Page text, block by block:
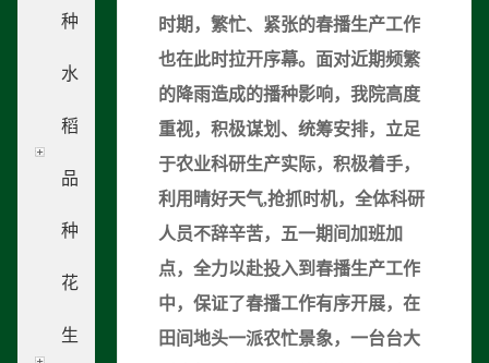
种
水
稻
品
种
花
生
时期，繁忙、紧张的春播生产工作
也在此时拉开序幕。面对近期频繁
的降雨造成的播种影响，我院高度
重视，积极谋划、统筹安排，立足
于农业科研生产实际，积极着手，
利用晴好天气,抢抓时机，全体科研
人员不辞辛苦，五一期间加班加
点，全力以赴投入到春播生产工作
中，保证了春播工作有序开展，在
田间地头一派农忙景象，一台台大